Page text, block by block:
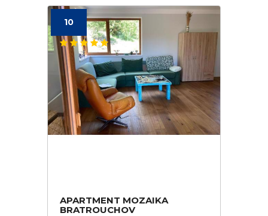
10
APARTMENT MOZAIKA
BRATROUCHOV